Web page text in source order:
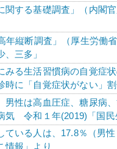
関する基礎調査」（内閣
年縦断調査」（厚生労働
三多」
みる生活習慣病の自覚症
時に「自覚症状がない」
男性は高血圧症、糖尿病
気 令和１年(2019)「国民
ている人は、17.8％（男
情報」より